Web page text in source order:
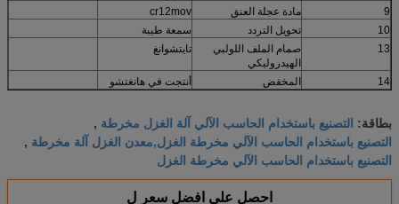
9
مادة عجلة العنق
cr12mov
10
تحويل التردد
سمعة طيبة
13
صمام الملف اللولبي
الهيدروليكي
تايتشوانغ
14 المخفض أنتجت في هانغتشو
بطاقة: التصنيع باستخدام الحاسب الآلي آلة الغزل مخرطة ,
التصنيع باستخدام الحاسب الآلي مخرطة الغزل,معدن الغزل آلة مخرطة ,
التصنيع باستخدام الحاسب الآلي مخرطة الغزل
احصل على افضل سعر ل